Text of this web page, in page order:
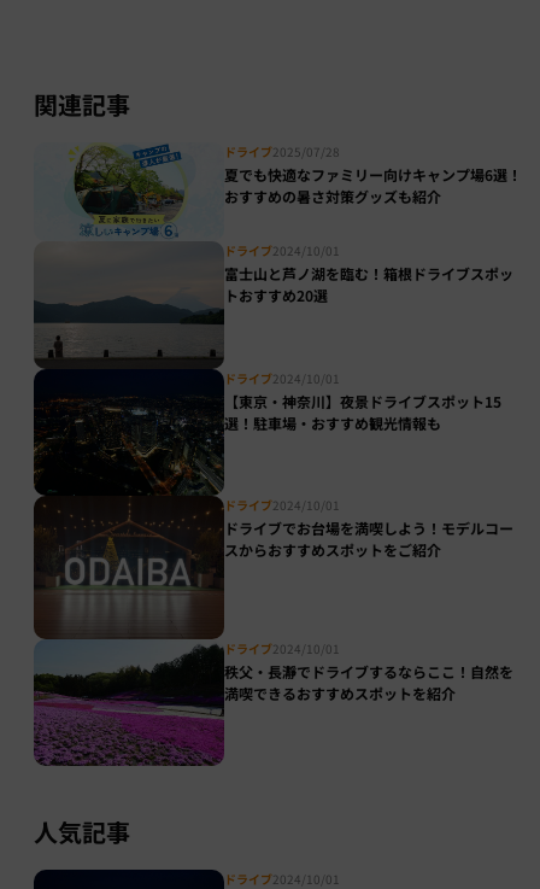
関連記事
ドライブ2025/07/28
夏でも快適なファミリー向けキャンプ場6選！
おすすめの暑さ対策グッズも紹介
ドライブ2024/10/01
富士山と芦ノ湖を臨む！箱根ドライブスポッ
トおすすめ20選
ドライブ2024/10/01
【東京・神奈川】夜景ドライブスポット15
選！駐車場・おすすめ観光情報も
ドライブ2024/10/01
ドライブでお台場を満喫しよう！モデルコー
スからおすすめスポットをご紹介
ドライブ2024/10/01
秩父・長瀞でドライブするならここ！自然を
満喫できるおすすめスポットを紹介
人気記事
ドライブ2024/10/01